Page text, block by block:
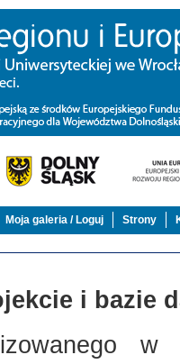
Moja galeria / Loguj Strony
i bazie
w